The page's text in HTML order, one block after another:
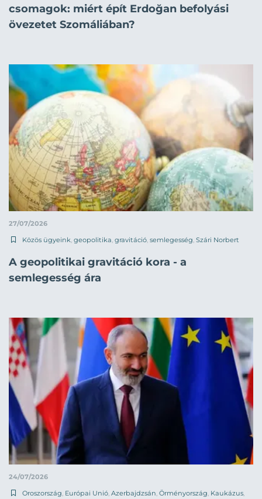
csomagok: miért épít Erdoğan befolyási
övezetet Szomáliában?
27/07/2026
Közös ügyeink geopolitika gravitáció semlegesség Szári Norbert
A geopolitikai gravitáció kora - a
semlegesség ára
24/07/2026
Oroszország, Európai Unió, Azerbajdzsán, Örményország, Kaukázus,